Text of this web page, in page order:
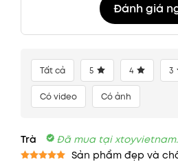
Đánh giá
Tất cả 5 4 3
Có video Có ảnh
Trà Đã mua tại
Sản phẩm đẹp và